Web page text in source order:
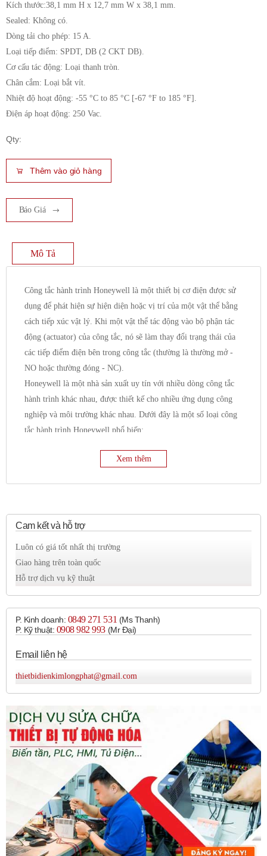
Kích thước:38,1 mm H x 12,7 mm W x 38,1 mm.
Sealed: Không có.
Dòng tải cho phép: 15 A.
Loại tiếp điểm: SPDT, DB (2 CKT DB).
Cơ cấu tác động: Loại thanh tròn.
Chân cắm: Loại bắt vít.
Nhiệt độ hoạt động: -55 °C to 85 °C [-67 °F to 185 °F].
Điện áp hoạt động: 250 Vac.
Qty:
Thêm vào giỏ hàng
Báo Giá
Mô Tả
Công tắc hành trình Honeywell là một thiết bị cơ điện được sử
dụng để phát hiện sự hiện diện hoặc vị trí của một vật thể bằng
cách tiếp xúc vật lý. Khi một vật thể tác động vào bộ phận tác
động (actuator) của công tắc, nó sẽ làm thay đổi trạng thái của
các tiếp điểm điện bên trong công tắc (thường là thường mở -
NO hoặc thường đóng - NC).
Honeywell là một nhà sản xuất uy tín với nhiều dòng công tắc
hành trình khác nhau, được thiết kế cho nhiều ứng dụng công
nghiệp và môi trường khác nhau. Dưới đây là một số loại công
tắc hành trình Honeywell phổ biến:
động khác nhau (plunger, roller plunger, lever, wobble,
Các dòng sản phẩm phổ biến:
Series, NGC Series, SZL-WL Series, GLE Series, GLC
Series, GLL Series.
2. Công tắc hành trình chịu tải nặng (Heavy-Duty Limit
Switches):
va đập, rung động, nhiệt độ khắc nghiệt, bụi bẩn và
nước.
Các dòng sản phẩm phổ biến:
MICRO SWITCH™
HDLS Series (bao gồm cả phiên bản vỏ kim loại và vỏ
thép không gỉ), SZL-WL-A Series.
3. Công tắc hành trình thu nhỏ/compact
(Miniature/Compact Limit Switches):
Kích thước nhỏ gọn, phù hợp cho các không gian hạn
chế.
Vẫn đảm bảo độ tin cậy và hiệu suất tốt.
Các dòng sản phẩm phổ biến:MICRO SWITCH™
Xem thêm
Cam kết và hỗ trợ
Luôn có giá tốt nhất thị trường
Giao hàng trên toàn quốc
Hỗ trợ dịch vụ kỹ thuật
P. Kinh doanh: 0849 271 531 (Ms Thanh)
P. Kỹ thuật: 0908 982 993​ (Mr Đại)
Email liên hệ
thietbidienkimlongphat@gmail.com